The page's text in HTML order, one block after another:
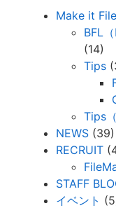
Make it
BFL
(14)
Tips
Tips
NEWS (39)
RECRUIT
STAFF
イベント